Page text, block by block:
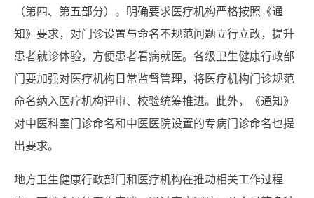
（第四、第五部分）。明确要求医疗机构严格按照《通
知》要求，对门诊设置与命名不规范问题立行立改，提升
患者就诊体验，方便患者看病就医。各级卫生健康行政部
门要加强对医疗机构日常监督管理，将医疗机构门诊规范
命名纳入医疗机构评审、校验统筹推进。此外，《通知》
对中医科室门诊命名和中医医院设置的专病门诊命名也提
出要求。
地方卫生健康行政部门和医疗机构在推动相关工作过程